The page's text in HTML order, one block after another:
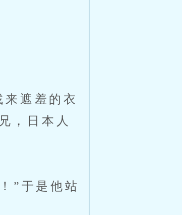
遮羞的衣
，日本人
”于是他站